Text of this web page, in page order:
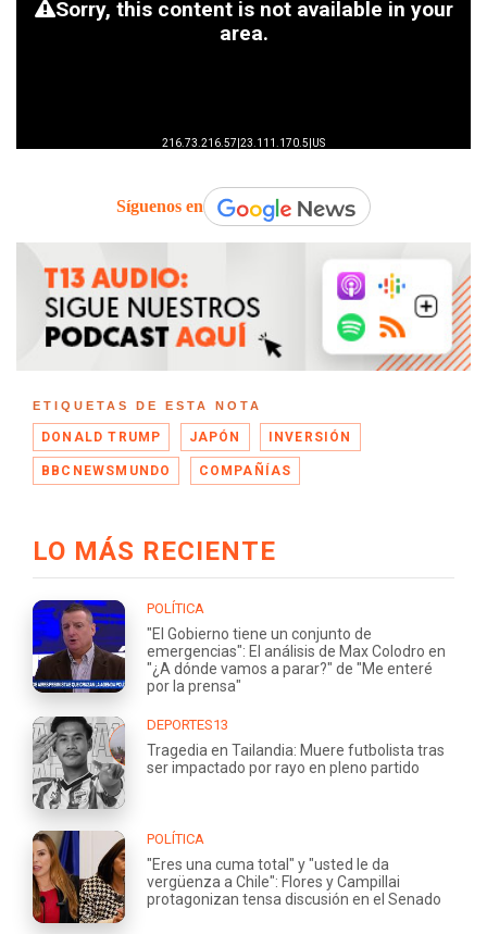
Síguenos en
ETIQUETAS DE ESTA NOTA
DONALD TRUMP JAPÓN INVERSIÓN
BBCNEWSMUNDO COMPAÑÍAS
LO MÁS RECIENTE
POLÍTICA
"El Gobierno tiene un conjunto de
emergencias": El análisis de Max Colodro en
"¿A dónde vamos a parar?" de "Me enteré
por la prensa"
DEPORTES13
Tragedia en Tailandia: Muere futbolista tras
ser impactado por rayo en pleno partido
POLÍTICA
"Eres una cuma total" y "usted le da
vergüenza a Chile": Flores y Campillai
protagonizan tensa discusión en el Senado